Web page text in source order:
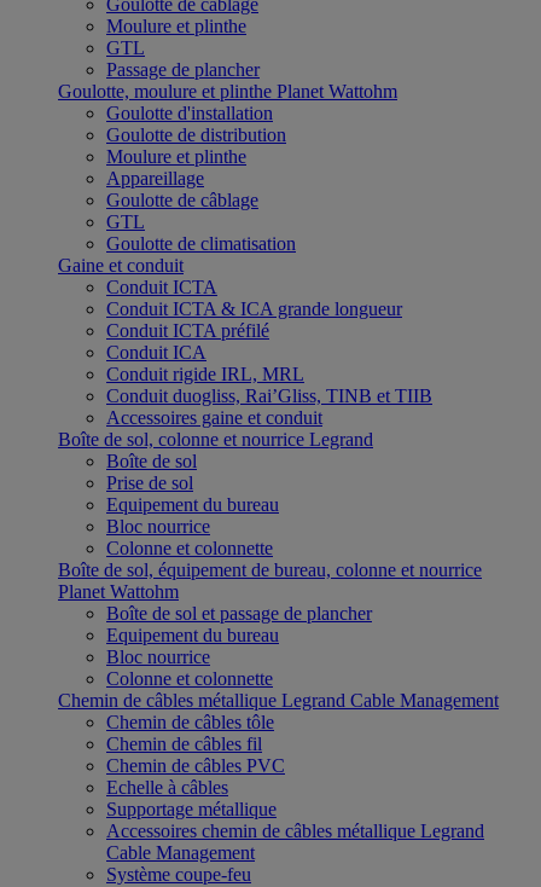
Goulotte de câblage
Moulure et plinthe
GTL
Passage de plancher
Goulotte, moulure et plinthe Planet Wattohm
Goulotte d'installation
Goulotte de distribution
Moulure et plinthe
Appareillage
Goulotte de câblage
GTL
Goulotte de climatisation
Gaine et conduit
Conduit ICTA
Conduit ICTA & ICA grande longueur
Conduit ICTA préfilé
Conduit ICA
Conduit rigide IRL, MRL
Conduit duogliss, Rai’Gliss, TINB et TIIB
Accessoires gaine et conduit
Boîte de sol, colonne et nourrice Legrand
Boîte de sol
Prise de sol
Equipement du bureau
Bloc nourrice
Colonne et colonnette
Boîte de sol, équipement de bureau, colonne et nourrice
Planet Wattohm
Boîte de sol et passage de plancher
Equipement du bureau
Bloc nourrice
Colonne et colonnette
Chemin de câbles métallique Legrand Cable Management
Chemin de câbles tôle
Chemin de câbles fil
Chemin de câbles PVC
Echelle à câbles
Supportage métallique
Accessoires chemin de câbles métallique Legrand
Cable Management
Système coupe-feu